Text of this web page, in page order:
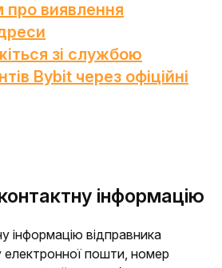
про виявлення
зі службою
Bybit через офіційні
інформацію
інформацію відправника
пошти, номер